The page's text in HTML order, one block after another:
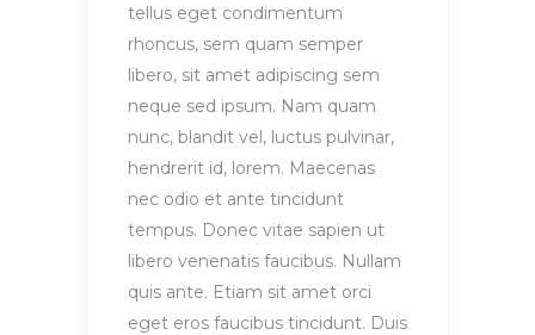
tellus eget condimentum
rhoncus, sem quam semper
libero, sit amet adipiscing sem
neque sed ipsum. Nam quam
nunc, blandit vel, luctus pulvinar,
hendrerit id, lorem. Maecenas
nec odio et ante tincidunt
tempus. Donec vitae sapien ut
libero venenatis faucibus. Nullam
quis ante. Etiam sit amet orci
eget eros faucibus tincidunt. Duis